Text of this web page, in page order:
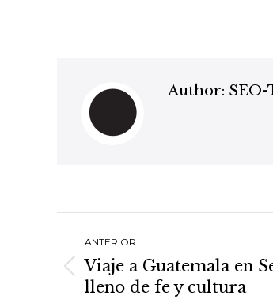
Author:
navigation
ANTERIOR
Previous
post:
Viaje a Guatemala en
lleno de fe y cultura